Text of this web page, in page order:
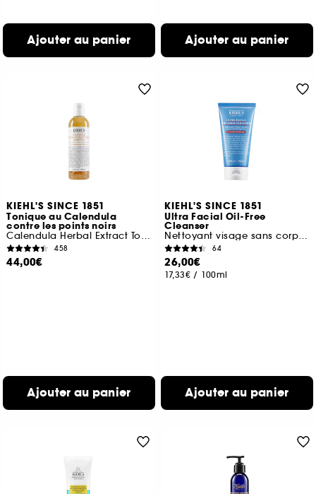
Ajouter au panier Ajouter au panier
KIEHL'S SINCE 1851
Tonique au Calendula
contre les points noirs
Calendula Herbal Extract Toner
458
44,00€
Ajouter au panier
KIEHL'S SINCE 1851
Ultra Facial Oil-Free
Cleanser
Nettoyant visage sans corps gras
64
26,00€
17,33€ / 100ml
Ajouter au panier